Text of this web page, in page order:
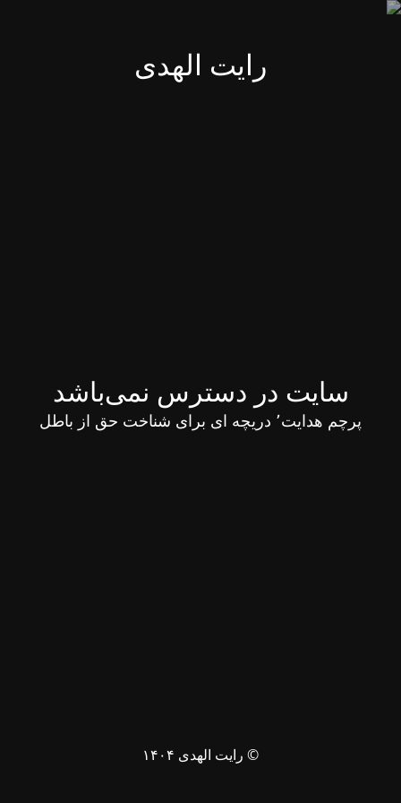
رایت الهدی
سایت در دسترس نمی‌باشد
پرچم هدایت٬ دریچه ای برای شناخت حق از باطل
© رایت الهدی ۱۴۰۴